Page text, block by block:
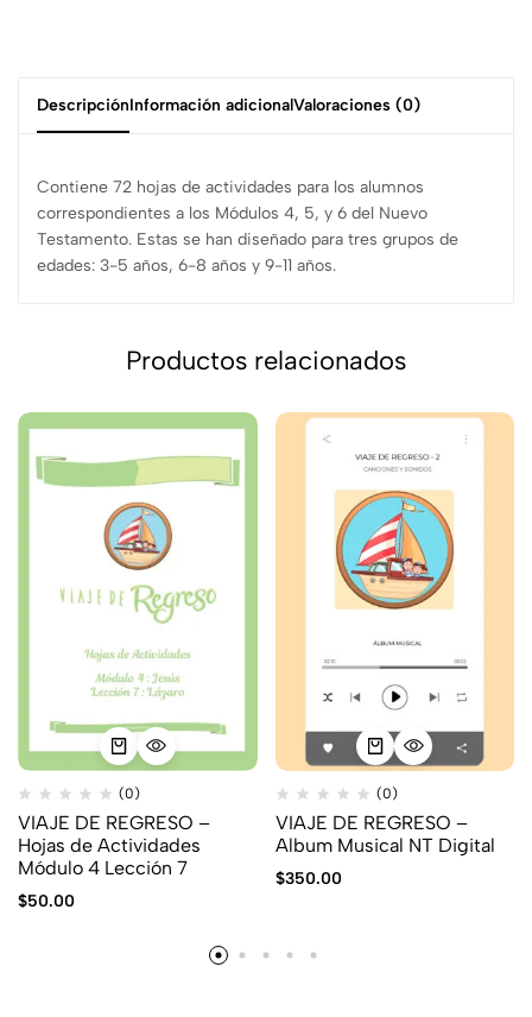
DescripciónInformación adicionalValoraciones (0)
Contiene 72 hojas de actividades para los alumnos
correspondientes a los Módulos 4, 5, y 6 del Nuevo
Testamento. Estas se han diseñado para tres grupos de
edades: 3-5 años, 6-8 años y 9-11 años.
Productos relacionados
(0)
VIAJE DE REGRESO –
Hojas de Actividades
Módulo 4 Lección 7
$50.00
(0)
VIAJE DE REGRESO –
Album Musical NT Digital
$350.00